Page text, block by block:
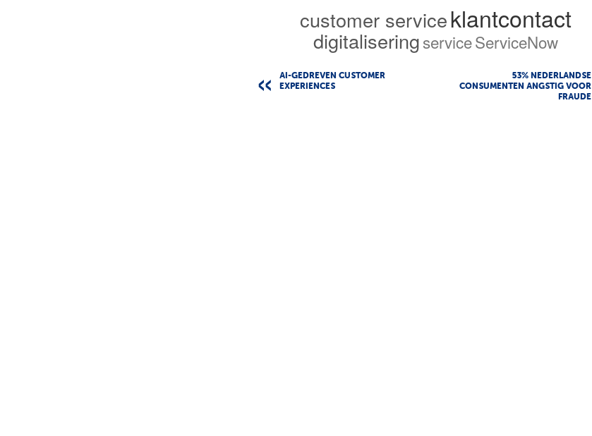
customer serviceklantcontact
digitaliseringserviceServiceNow
AI-GEDREVEN CUSTOMER
EXPERIENCES
53% NEDERLANDSE
CONSUMENTEN ANGSTIG VOOR
FRAUDE